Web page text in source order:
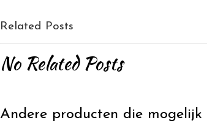
Related Posts
No Related Posts
Andere producten die mogelijk